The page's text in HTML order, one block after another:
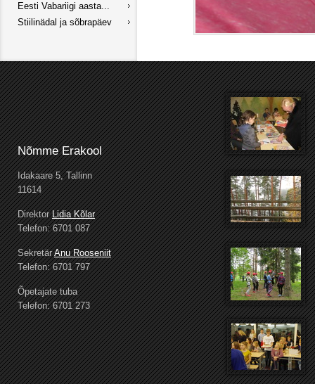
Eesti Vabariigi aasta...
Stiilinädal ja sõbrapäev
Nõmme Erakool
Idakaare 5, Tallinn
11614
DirektorLidia Kõlar
Telefon: 6701 087
SekretärAnu Rooseniit
Telefon: 6701 797
Õpetajate tuba
Telefon: 6701 273